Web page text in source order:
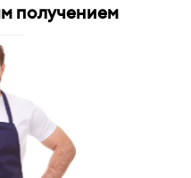
получением